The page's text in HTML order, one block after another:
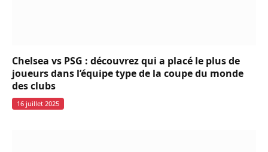
Chelsea vs PSG : découvrez qui a placé le plus de
joueurs dans l’équipe type de la coupe du monde
des clubs
16 juillet 2025